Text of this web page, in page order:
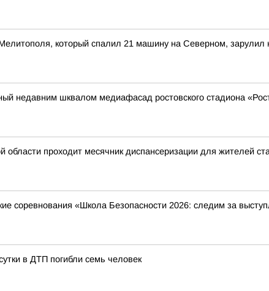
который спалил 21 машину на Северном, зарулил
недавним шквалом медиафасад ростовского стадиона
области проходит месячник диспансеризации для жителей
соревнования «Школа Безопасности 2026: следим за
в ДТП погибли семь человек